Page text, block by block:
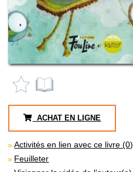
ACHAT EN LIGNE
Activités en lien avec ce livre (0)
Feuilleter